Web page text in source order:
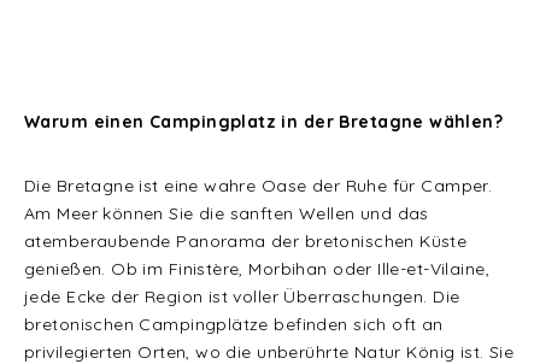
Warum einen Campingplatz in der Bretagne wählen?
Die Bretagne ist eine wahre Oase der Ruhe für Camper.
Am Meer können Sie die sanften Wellen und das
atemberaubende Panorama der bretonischen Küste
genießen. Ob im Finistère, Morbihan oder Ille-et-Vilaine,
jede Ecke der Region ist voller Überraschungen. Die
bretonischen Campingplätze befinden sich oft an
privilegierten Orten, wo die unberührte Natur König ist. Sie